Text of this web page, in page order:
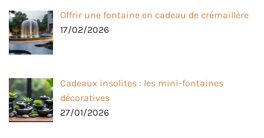
Offrir une fontaine en cadeau de crémaillère
17/02/2026
Cadeaux insolites : les mini-fontaines
décoratives
27/01/2026